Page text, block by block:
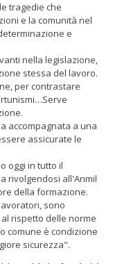
tragedie che
e la comunità nel
e
nella legislazione,
stessa del lavoro.
per contrastare
accompagnata a una
assicurate le
oggi in tutto il
rivolgendosi all'Anmil
della formazione.
sono
rispetto delle norme
comune è condizione
sicurezza".